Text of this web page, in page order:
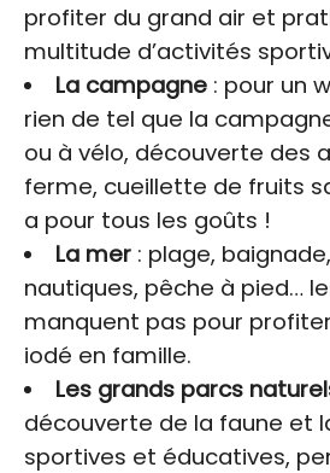
profiter du grand air et
multitude d’activités
La campagne: pour un
rien de tel que la
ou à vélo, découverte des
ferme, cueillette de fruits
a pour tous les goûts !
La mer: plage,
nautiques, pêche à pied…
manquent pas pour
iodé en famille.
Les grands parcs
découverte de la faune et
sportives et éducatives,